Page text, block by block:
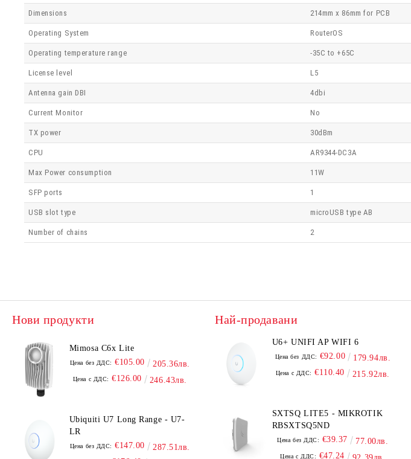
Dimensions 214mm x 86mm for PCB
Operating System RouterOS
Operating temperature range -35C to +65C
License level L5
Antenna gain DBI 4dbi
Current Monitor No
TX power 30dBm
CPU AR9344-DC3A
Max Power consumption 11W
SFP ports 1
USB slot type microUSB type AB
Number of chains 2
Нови продукти
Mimosa C6x Lite
Цена без ДДС: €105.00 205.36лв.
Цена с ДДС: €126.00 246.43лв.
Ubiquiti U7 Long Range - U7-
LR
Цена без ДДС: €147.00 287.51лв.
Най-продавани
U6+ UNIFI AP WIFI 6
Цена без ДДС: €92.00 179.94лв.
Цена с ДДС: €110.40 215.92лв.
SXTSQ LITE5 - MIKROTIK
RBSXTSQ5ND
Цена без ДДС: €39.37 77.00лв.
Цена с ДДС: €47.24